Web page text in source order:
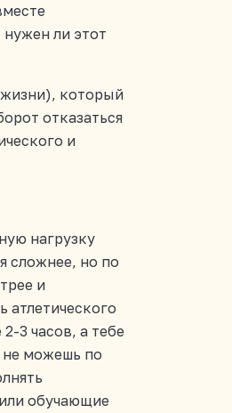
ли этот
который
отказаться
и
нагрузку
сложнее, но по
и
3 часов, а тебе
не можешь по
обучающие